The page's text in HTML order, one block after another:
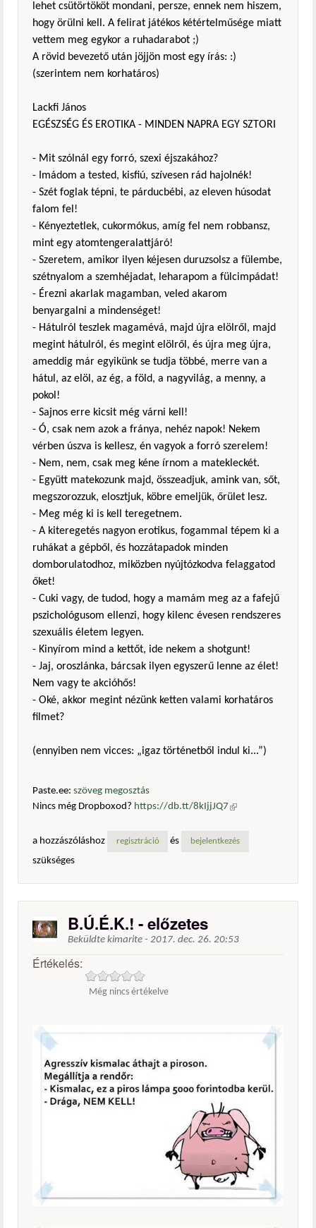
lehet csütörtököt mondani, persze, ennek nem hiszem,
hogy örülni kell. A felirat játékos kétértelműsége miatt
vettem meg egykor a ruhadarabot ;)
A rövid bevezető után jöjjön most egy írás: :)
(szerintem nem korhatáros)
Lackfi János
EGÉSZSÉG ÉS EROTIKA - MINDEN NAPRA EGY SZTORI
- Mit szólnál egy forró, szexi éjszakához?
- Imádom a tested, kisfiú, szívesen rád hajolnék!
- Szét foglak tépni, te párducbébi, az eleven húsodat
falom fel!
- Kényeztetlek, cukormókus, amíg fel nem robbansz,
mint egy atomtengeralattjáró!
- Szeretem, amikor ilyen kéjesen duruzsolsz a fülembe,
szétnyalom a szemhéjadat, leharapom a fülcimpádat!
- Érezni akarlak magamban, veled akarom
benyargalni a mindenséget!
- Hátulról teszlek magamévá, majd újra elölről, majd
megint hátulról, és megint elölről, és újra meg újra,
ameddig már egyikünk se tudja többé, merre van a
hátul, az elöl, az ég, a föld, a nagyvilág, a menny, a
pokol!
- Sajnos erre kicsit még várni kell!
- Ó, csak nem azok a fránya, nehéz napok! Nekem
vérben úszva is kellesz, én vagyok a forró szerelem!
- Nem, nem, csak meg kéne írnom a matekleckét.
- Együtt matekozunk majd, összeadjuk, amink van, sőt,
megszorozzuk, elosztjuk, köbre emeljük, őrület lesz.
- Meg még ki is kell teregetnem.
- A kiteregetés nagyon erotikus, fogammal tépem ki a
ruhákat a gépből, és hozzátapadok minden
domborulatodhoz, miközben nyújtózkodva felaggatod
őket!
- Cuki vagy, de tudod, hogy a mamám meg az a fafejű
pszichológusom ellenzi, hogy kilenc évesen rendszeres
szexuális életem legyen.
- Kinyírom mind a kettőt, ide nekem a shotgunt!
- Jaj, oroszlánka, bárcsak ilyen egyszerű lenne az élet!
Nem vagy te akcióhős!
- Oké, akkor megint nézünk ketten valami korhatáros
filmet?
(ennyiben nem vicces: „igaz történetből indul ki...”)
Paste.ee: szöveg megosztás
Nincs még Dropboxod? https://db.tt/8kIjjJQ7 (külső
a hozzászóláshoz
regisztráció és bejelentkezés
szükséges
B.Ú.É.K.! - előzetes
Beküldte kimarite - 2017. dec. 26. 20:53
Értékelés:
Még nincs értékelve